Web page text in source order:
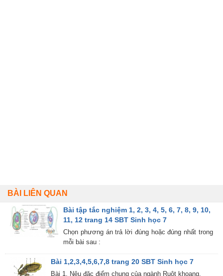
BÀI LIÊN QUAN
Bài tập tắc nghiệm 1, 2, 3, 4, 5, 6, 7, 8, 9, 10,
11, 12 trang 14 SBT Sinh học 7
Chọn phương án trả lời đúng hoặc đúng nhất trong
mỗi bài sau :
Bài 1,2,3,4,5,6,7,8 trang 20 SBT Sinh học 7
Bài 1. Nêu đặc điểm chung của ngành Ruột khoang.